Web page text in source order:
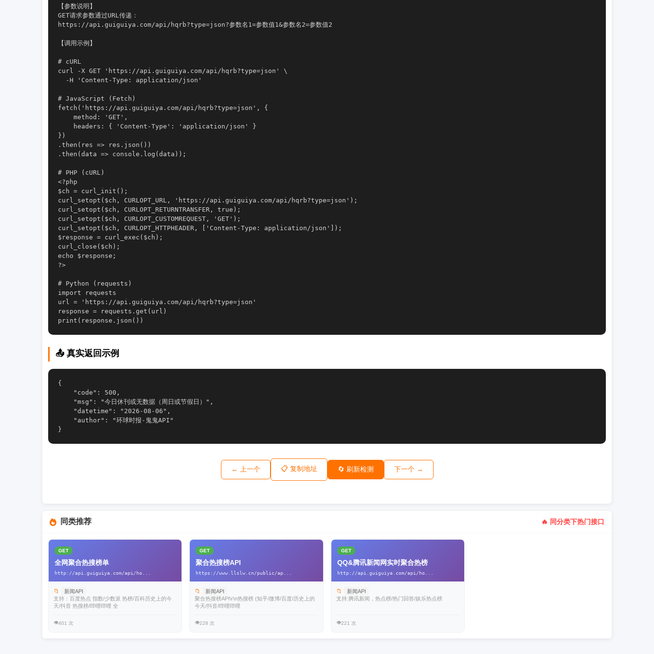
【参数说明】
GET请求参数通过URL传递：
https://api.guiguiya.com/api/hqrb?type=json?参数名1=参数值1&参数名2=参数值2
【调用示例】
# cURL
curl -X GET 'https://api.guiguiya.com/api/hqrb?type=json' \
  -H 'Content-Type: application/json'
# JavaScript (Fetch)
fetch('https://api.guiguiya.com/api/hqrb?type=json', {
    method: 'GET',
    headers: { 'Content-Type': 'application/json' }
})
.then(res => res.json())
.then(data => console.log(data));
# PHP (cURL)
<?php
$ch = curl_init();
curl_setopt($ch, CURLOPT_URL, 'https://api.guiguiya.com/api/hqrb?type=json');
curl_setopt($ch, CURLOPT_RETURNTRANSFER, true);
curl_setopt($ch, CURLOPT_CUSTOMREQUEST, 'GET');
curl_setopt($ch, CURLOPT_HTTPHEADER, ['Content-Type: application/json']);
$response = curl_exec($ch);
curl_close($ch);
echo $response;
?>
# Python (requests)
import requests
url = 'https://api.guiguiya.com/api/hqrb?type=json'
response = requests.get(url)
📤 真实返回示例
{
    "code": 500,
    "msg": "今日休刊或无数据（周日或节假日）",
    "datetime": "2026-08-06",
    "author": "环球时报-鬼鬼API"
}
← 上一个 📋 复制地址 🔄 刷新检测 下一个 →
同类推荐 🔥 同分类下热门接口
GET
全网聚合热搜榜单
http://api.guiguiya.com/api/ho...
📁
新闻API
支持：百度热点 指数/少数派 热榜/百科历史上的今
天/抖音 热搜榜/哔哩哔哩 全
👁️401 次
GET
聚合热搜榜API
https://www.llslw.cn/public/ap...
📁
新闻API
聚合热搜榜API\r\n热搜榜 (知乎/微博/百度/历史上的
今天/抖音/哔哩哔哩
👁️228 次
GET
QQ&腾讯新闻网实时聚合热榜
http://api.guiguiya.com/api/ho...
📁
新闻API
支持:腾讯新闻，热点榜/热门回答/娱乐热点榜
👁️221 次